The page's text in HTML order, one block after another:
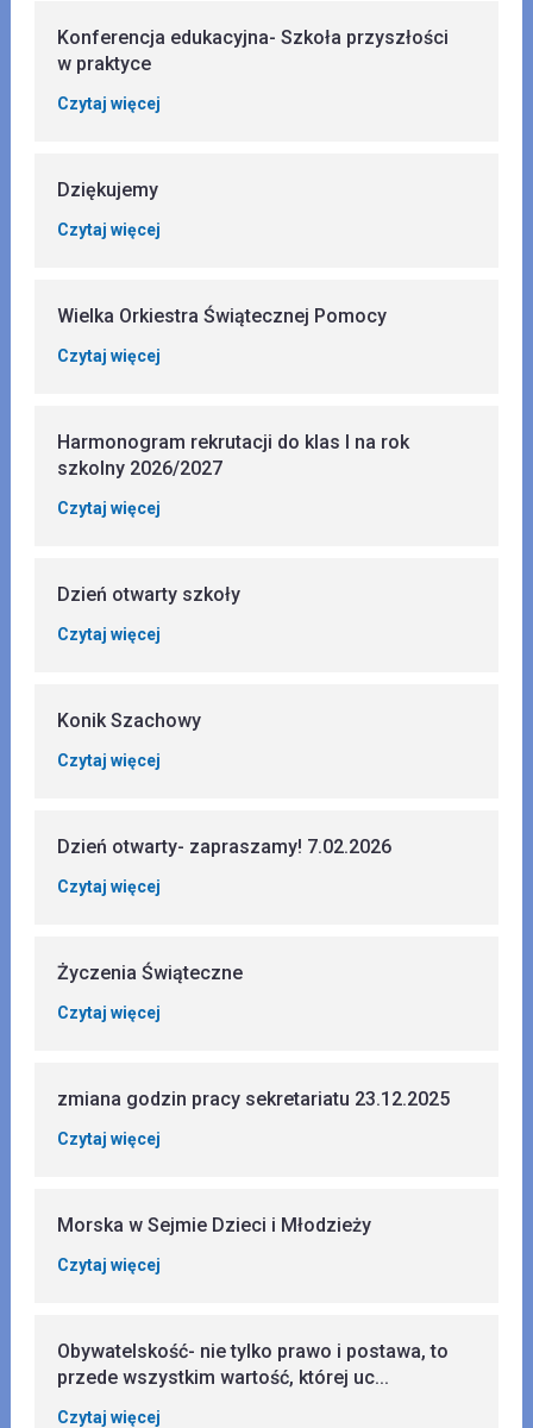
Konferencja edukacyjna- Szkoła przyszłości
w praktyce
Czytaj więcej
Dziękujemy
Czytaj więcej
Wielka Orkiestra Świątecznej Pomocy
Czytaj więcej
Harmonogram rekrutacji do klas I na rok
szkolny 2026/2027
Czytaj więcej
Dzień otwarty szkoły
Czytaj więcej
Konik Szachowy
Czytaj więcej
Dzień otwarty- zapraszamy! 7.02.2026
Czytaj więcej
Życzenia Świąteczne
Czytaj więcej
zmiana godzin pracy sekretariatu 23.12.2025
Czytaj więcej
Morska w Sejmie Dzieci i Młodzieży
Czytaj więcej
Obywatelskość- nie tylko prawo i postawa, to
przede wszystkim wartość, której uc...
Czytaj więcej